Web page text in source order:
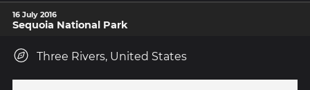
16 July 2016
Sequoia National Park
Three Rivers, United States